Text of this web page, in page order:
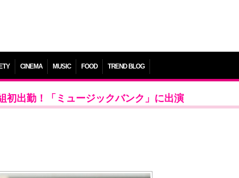
CINEMA MUSIC FOOD TREND BLOG
初出勤！「ミュージックバンク」に出演